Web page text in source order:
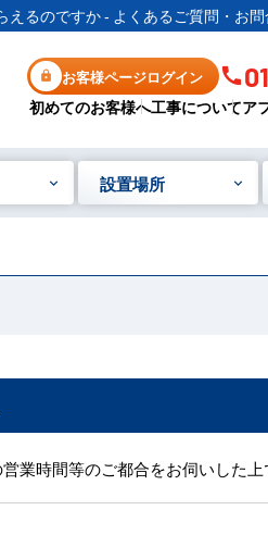
るのですか - よくあるご質問・お
お客様ページログイン
初めてのお客様へ工事についてア
設置場所
時間等のご都合をお伺いした上